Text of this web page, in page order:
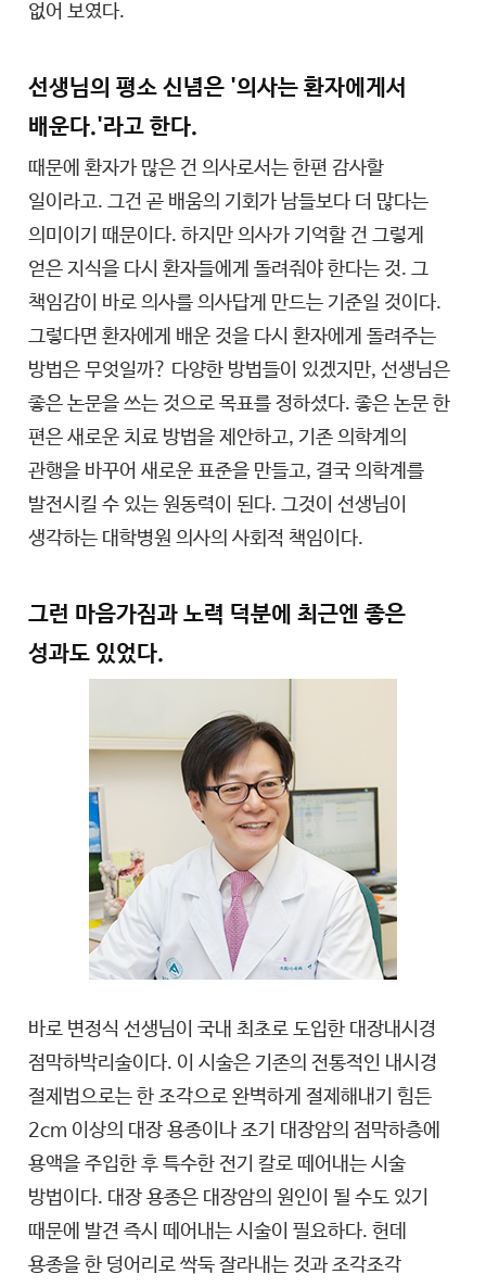
없어 보였다.
선생님의 평소 신념은 '의사는 환자에게서
배운다.'라고 한다.
때문에 환자가 많은 건 의사로서는 한편 감사할
일이라고. 그건 곧 배움의 기회가 남들보다 더 많다는
의미이기 때문이다. 하지만 의사가 기억할 건 그렇게
얻은 지식을 다시 환자들에게 돌려줘야 한다는 것. 그
책임감이 바로 의사를 의사답게 만드는 기준일 것이다.
그렇다면 환자에게 배운 것을 다시 환자에게 돌려주는
방법은 무엇일까? 다양한 방법들이 있겠지만, 선생님은
좋은 논문을 쓰는 것으로 목표를 정하셨다. 좋은 논문 한
편은 새로운 치료 방법을 제안하고, 기존 의학계의
관행을 바꾸어 새로운 표준을 만들고, 결국 의학계를
발전시킬 수 있는 원동력이 된다. 그것이 선생님이
생각하는 대학병원 의사의 사회적 책임이다.
그런 마음가짐과 노력 덕분에 최근엔 좋은
성과도 있었다.
바로 변정식 선생님이 국내 최초로 도입한 대장내시경
점막하박리술이다. 이 시술은 기존의 전통적인 내시경
절제법으로는 한 조각으로 완벽하게 절제해내기 힘든
2cm 이상의 대장 용종이나 조기 대장암의 점막하층에
용액을 주입한 후 특수한 전기 칼로 떼어내는 시술
방법이다. 대장 용종은 대장암의 원인이 될 수도 있기
때문에 발견 즉시 떼어내는 시술이 필요하다. 헌데
용종을 한 덩어리로 싹둑 잘라내는 것과 조각조각